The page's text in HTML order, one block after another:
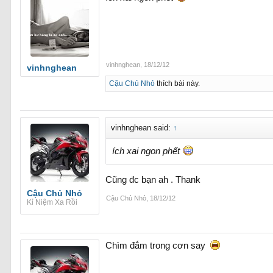
vinhnghean vinhnghean 18/12/12
Cậu Chủ Nhỏ thích bài này.
Cậu Chủ Nhỏ
Kỉ Niệm Xa Rồi
vinhnghean said: ↑
ích xai ngon phết
Cũng đc bạn ah . Thank
Cậu Chủ Nhỏ 18/12/12
Chìm đắm trong cơn say